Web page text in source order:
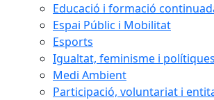
Educació i formació
Espai Públic i Mobilitat
Esports
Igualtat, feminisme i
Medi Ambient
Participació, voluntariat i